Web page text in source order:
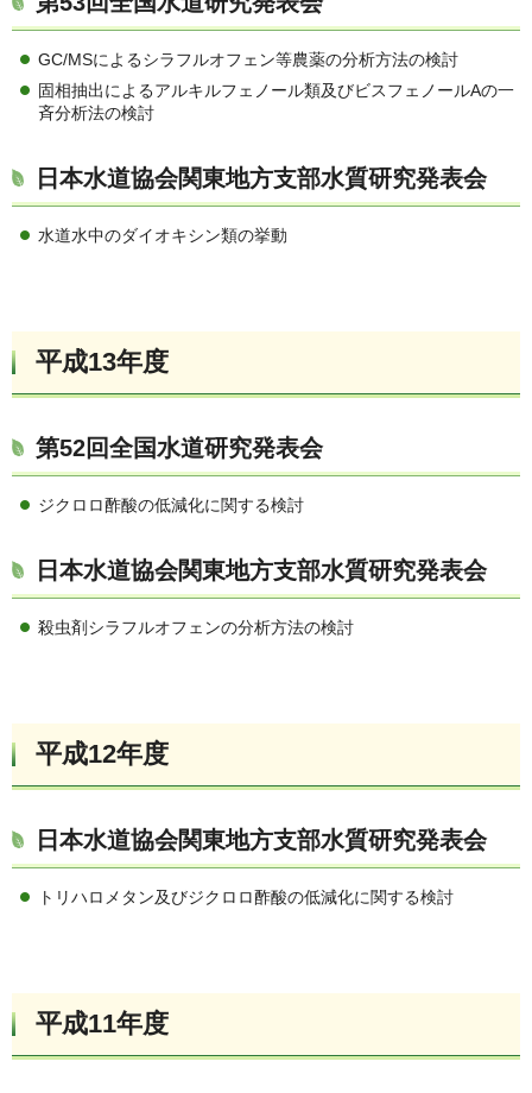
GC/MSによるシラフルオフェン等農薬の分析方法の検討
固相抽出によるアルキルフェノール類及びビスフェノールAの一
斉分析法の検討
日本水道協会関東地方支部水質研究発表会
水道水中のダイオキシン類の挙動
平成13年度
第52回全国水道研究発表会
ジクロロ酢酸の低減化に関する検討
日本水道協会関東地方支部水質研究発表会
殺虫剤シラフルオフェンの分析方法の検討
平成12年度
日本水道協会関東地方支部水質研究発表会
トリハロメタン及びジクロロ酢酸の低減化に関する検討
平成11年度